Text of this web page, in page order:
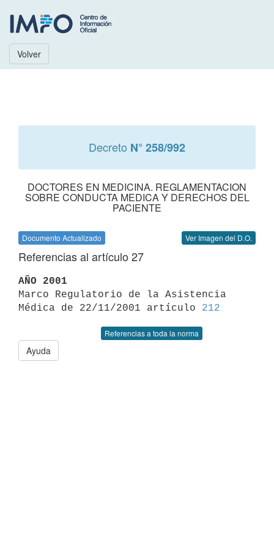
Volver
Decreto N° 258/992
DOCTORES EN MEDICINA. REGLAMENTACION
SOBRE CONDUCTA MEDICA Y DERECHOS DEL
PACIENTE
Documento Actualizado Ver Imagen del D.O.
Referencias al artículo 27
AÑO 2001
Marco Regulatorio de la Asistencia
Médica de 22/11/2001 artículo 212
Referencias a toda la norma
Ayuda